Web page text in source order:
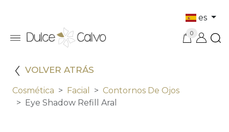
es
0
VOLVER ATRÁS
Cosmética Facial
Contornos De Ojos
Eye Shadow Refill Aral